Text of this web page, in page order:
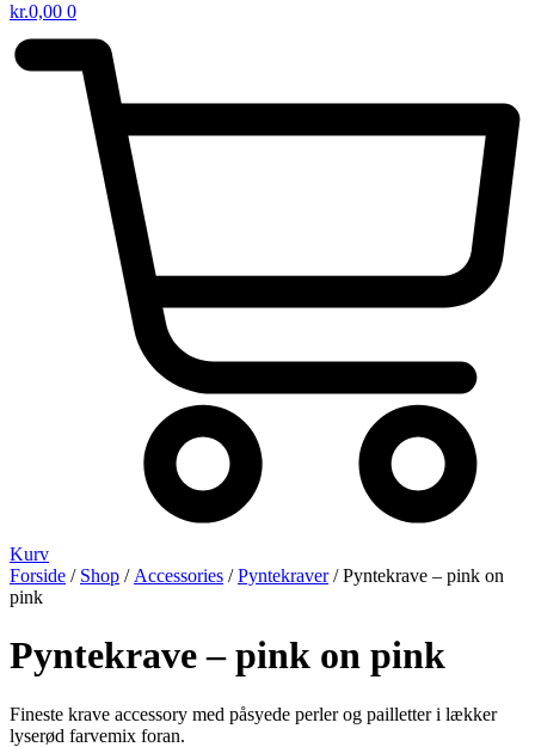
kr.0,00 0
Kurv
Forside / Shop / Accessories /Pyntekraver/ Pyntekrave – pink on
pink
Pyntekrave – pink on pink
Fineste krave accessory med påsyede perler og pailletter i lækker
lyserød farvemix foran.